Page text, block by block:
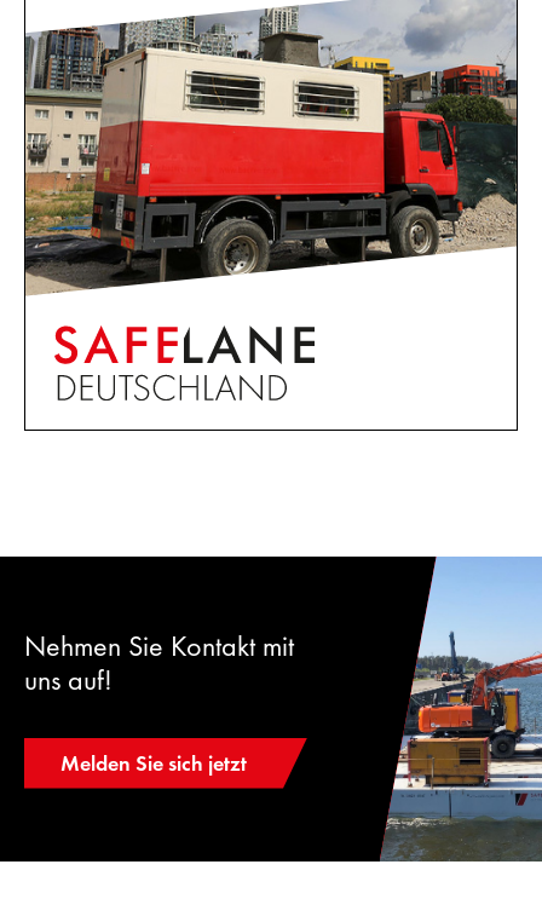
Nehmen Sie Kontakt mit
uns auf!
Melden Sie sich jetzt